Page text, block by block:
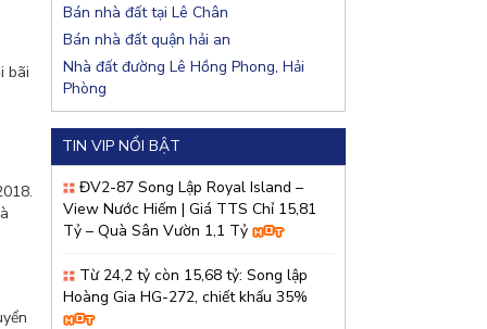
bãi
Bán nhà đất tại Lê Chân
Bán nhà đất quận hải an
Nhà đất đường Lê Hồng Phong, Hải
Phòng
TIN VIP NỔI BẬT
ĐV2-87 Song Lập Royal Island –
View Nước Hiếm | Giá TTS Chỉ 15,81
Tỷ – Quà Sân Vườn 1,1 Tỷ
Từ 24,2 tỷ còn 15,68 tỷ: Song lập
Hoàng Gia HG-272, chiết khấu 35%